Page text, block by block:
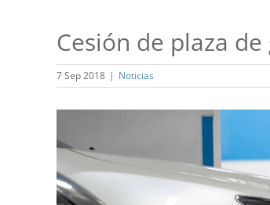
Cesión de plaza
7 Sep 2018 | Noticias
más
grande